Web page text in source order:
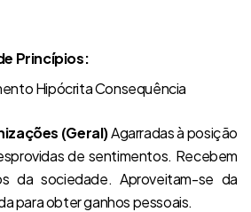
Princípios:
Hipócrita Consequência
(Geral)Agarradas à posição
de sentimentos. Recebem
da sociedade. Aproveitam-se da
para obter ganhos pessoais.